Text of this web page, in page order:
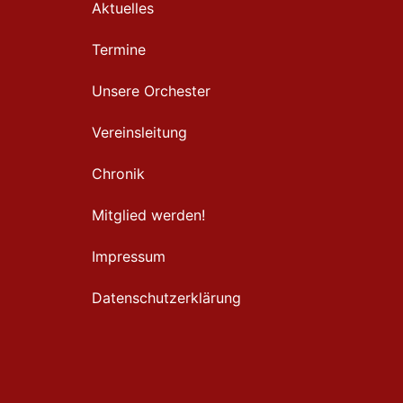
Aktuelles
Termine
Unsere Orchester
Vereinsleitung
Chronik
Mitglied werden!
Impressum
Datenschutzerklärung